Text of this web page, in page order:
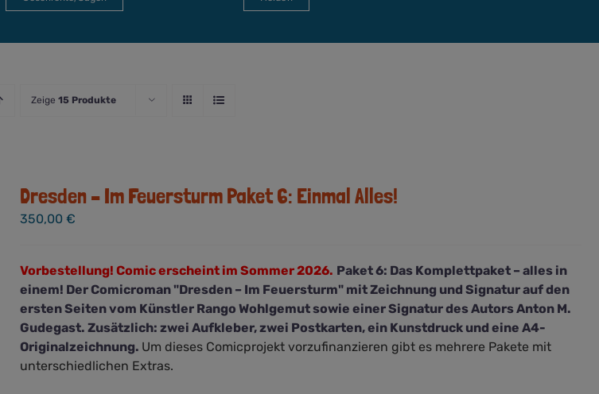
Zeige 15 Produkte
Dresden – Im Feuersturm Paket 6: Einmal Alles!
350,00 €
Vorbestellung! Comic erscheint im Sommer 2026. Paket 6: Das Komplettpaket – alles in
einem! Der Comicroman "Dresden – Im Feuersturm" mit Zeichnung und Signatur auf den
ersten Seiten vom Künstler Rango Wohlgemut sowie einer Signatur des Autors Anton M.
Gudegast. Zusätzlich: zwei Aufkleber, zwei Postkarten, ein Kunstdruck und eine A4-
Originalzeichnung. Um dieses Comicprojekt vorzufinanzieren gibt es mehrere Pakete mit
unterschiedlichen Extras.